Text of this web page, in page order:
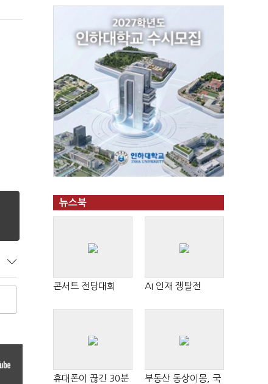
뉴스북
콘서트 전당대회 AI 인재 쟁탈전
휴대폰이 끊긴 30분
부동산 동상이몽, 국